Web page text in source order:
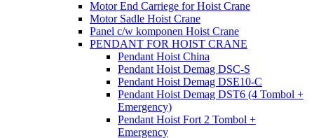
Motor End Carriege for Hoist Crane
Motor Sadle Hoist Crane
Panel c/w komponen Hoist Crane
PENDANT FOR HOIST CRANE
Pendant Hoist China
Pendant Hoist Demag DSC-S
Pendant Hoist Demag DSE10-C
Pendant Hoist Demag DST6 (4 Tombol +
Emergency)
Pendant Hoist Fort 2 Tombol +
Emergency